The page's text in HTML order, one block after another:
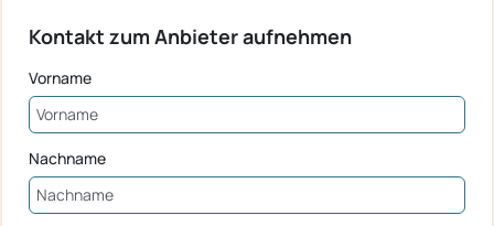
Kontakt zum Anbieter aufnehmen
Vorname
Nachname